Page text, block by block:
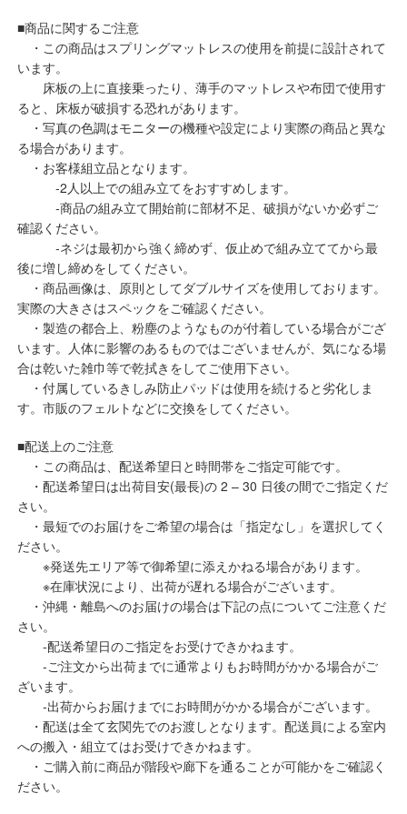
■商品に関するご注意
・この商品はスプリングマットレスの使用を前提に設計されて
います。
床板の上に直接乗ったり、薄手のマットレスや布団で使用す
ると、床板が破損する恐れがあります。
・写真の色調はモニターの機種や設定により実際の商品と異な
る場合があります。
・お客様組立品となります。
‐2人以上での組み立てをおすすめします。
‐商品の組み立て開始前に部材不足、破損がないか必ずご
確認ください。
‐ネジは最初から強く締めず、仮止めで組み立ててから最
後に増し締めをしてください。
・商品画像は、原則としてダブルサイズを使用しております。
実際の大きさはスペックをご確認ください。
・製造の都合上、粉塵のようなものが付着している場合がござ
います。人体に影響のあるものではございませんが、気になる場
合は乾いた雑巾等で乾拭きをしてご使用下さい。
・付属しているきしみ防止パッドは使用を続けると劣化しま
す。市販のフェルトなどに交換をしてください。
■配送上のご注意
・この商品は、配送希望日と時間帯をご指定可能です。
・配送希望日は出荷目安(最長)の 2 – 30 日後の間でご指定くだ
さい。
・最短でのお届けをご希望の場合は「指定なし」を選択してく
ださい。
※発送先エリア等で御希望に添えかねる場合があります。
※在庫状況により、出荷が遅れる場合がございます。
・沖縄・離島へのお届けの場合は下記の点についてご注意くだ
さい。
‐配送希望日のご指定をお受けできかねます。
‐ご注文から出荷までに通常よりもお時間がかかる場合がご
ざいます。
‐出荷からお届けまでにお時間がかかる場合がございます。
・配送は全て玄関先でのお渡しとなります。配送員による室内
への搬入・組立てはお受けできかねます。
・ご購入前に商品が階段や廊下を通ることが可能かをご確認く
ださい。